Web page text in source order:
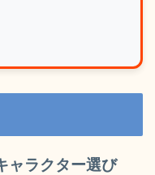
ャラクター選び